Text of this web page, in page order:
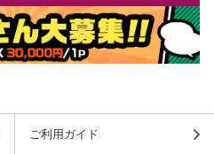
ご利用ガイド